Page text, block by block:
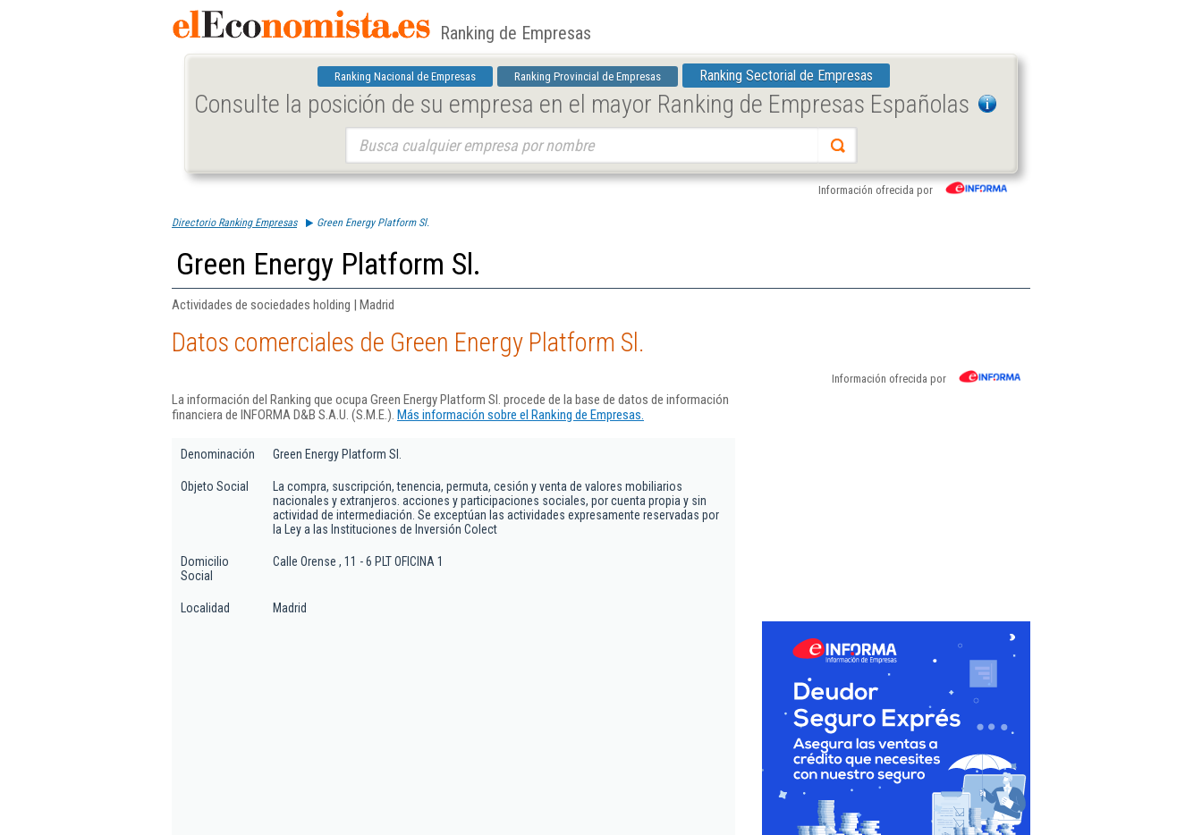
Ranking de Empresas
Ranking Nacional de Empresas Ranking Provincial de Empresas Ranking Sectorial de Empresas
Consulte la posición de su empresa en el mayor Ranking de Empresas Españolas
Información ofrecida por
Directorio Ranking Empresas Green Energy Platform Sl.
Green Energy Platform Sl.
Actividades de sociedades holding | Madrid
Datos comerciales de Green Energy Platform Sl.
Información ofrecida por
La información del Ranking que ocupa Green Energy Platform Sl. procede de la base de datos de información
financiera de INFORMA D&B S.A.U. (S.M.E.). Más información sobre el Ranking de Empresas.
Denominación Green Energy Platform Sl.
Objeto Social
La compra, suscripción, tenencia, permuta, cesión y venta de valores mobiliarios
nacionales y extranjeros. acciones y participaciones sociales, por cuenta propia y sin
actividad de intermediación. Se exceptúan las actividades expresamente reservadas por
la Ley a las Instituciones de Inversión Colect
Domicilio
Social
Calle Orense , 11 - 6 PLT OFICINA 1
Localidad Madrid